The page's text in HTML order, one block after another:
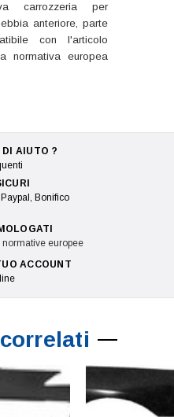
carrozzeria per
anteriore, parte
con l'articolo
normativa europea
DI AIUTO ?
Bonifico
europee
ACCOUNT